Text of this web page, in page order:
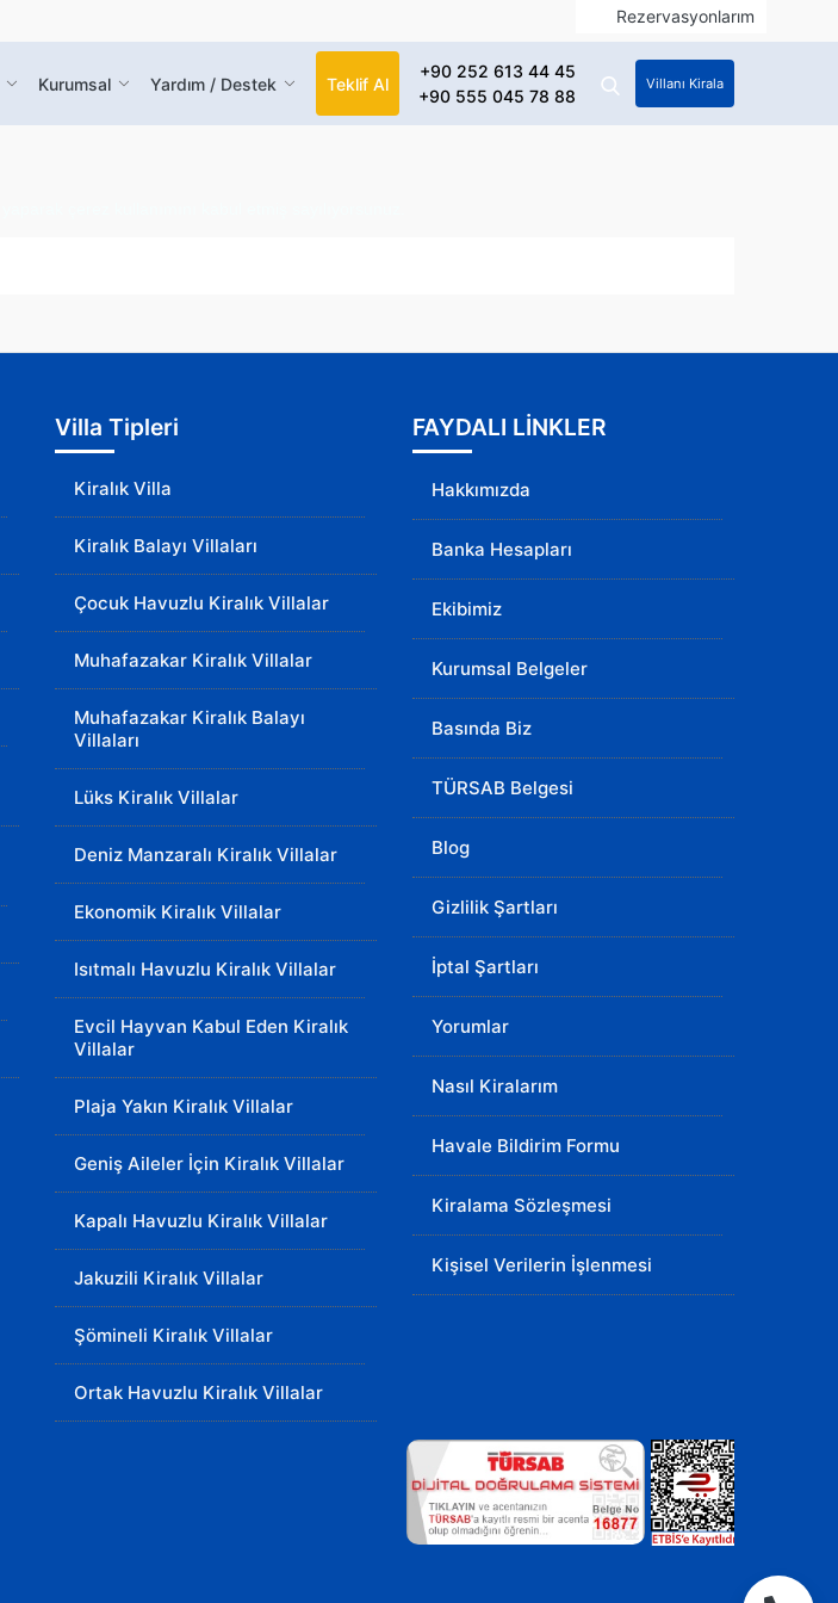
Rezervasyonlarım
Kurumsal Yardım / Destek Teklif Al
+90 252 613 44 45
+90 555 045 78 88
Villanı Kirala
Villa Tipleri
Kiralık Villa
Kiralık Balayı Villaları
Çocuk Havuzlu Kiralık Villalar
Muhafazakar Kiralık Villalar
Muhafazakar Kiralık Balayı
Villaları
Lüks Kiralık Villalar
Deniz Manzaralı Kiralık Villalar
Ekonomik Kiralık Villalar
Isıtmalı Havuzlu Kiralık Villalar
Evcil Hayvan Kabul Eden Kiralık
Villalar
Plaja Yakın Kiralık Villalar
Geniş Aileler İçin Kiralık Villalar
Kapalı Havuzlu Kiralık Villalar
Jakuzili Kiralık Villalar
Şömineli Kiralık Villalar
Ortak Havuzlu Kiralık Villalar
FAYDALI LİNKLER
Hakkımızda
Banka Hesapları
Ekibimiz
Kurumsal Belgeler
Basında Biz
TÜRSAB Belgesi
Blog
Gizlilik Şartları
İptal Şartları
Yorumlar
Nasıl Kiralarım
Havale Bildirim Formu
Kiralama Sözleşmesi
Kişisel Verilerin İşlenmesi